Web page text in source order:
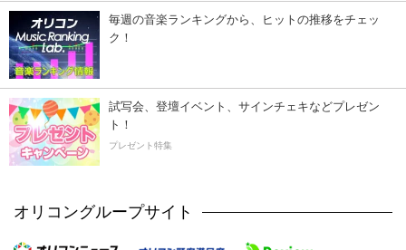
毎週の音楽ランキングから、ヒットの推移をチェッ
ク！
試写会、登壇イベント、サインチェキなどプレゼン
ト！
プレゼント特集
オリコングループサイト